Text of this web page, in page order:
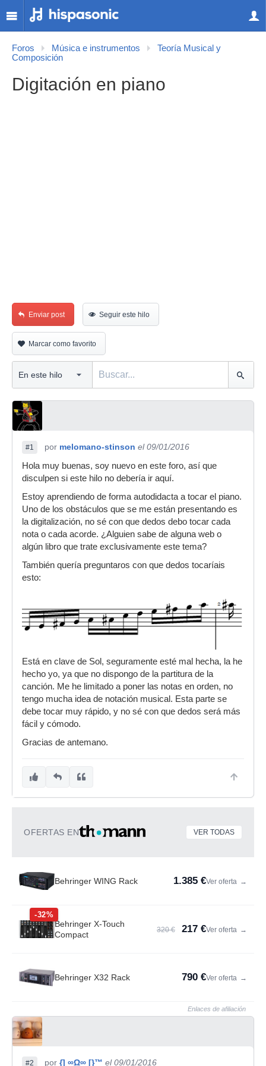
Foros Música e instrumentos
Teoría Musical y
Composición
Digitación en piano
Enviar post Seguir este hilo
Marcar como favorito
#1 por melomano-stinson el 09/01/2016
Hola muy buenas, soy nuevo en este foro, así que
disculpen si este hilo no debería ir aquí.
Estoy aprendiendo de forma autodidacta a tocar el piano.
Uno de los obstáculos que se me están presentando es
la digitalización, no sé con que dedos debo tocar cada
nota o cada acorde. ¿Alguien sabe de alguna web o
algún libro que trate exclusivamente este tema?
También quería preguntaros con que dedos tocaríais
esto:
Está en clave de Sol, seguramente esté mal hecha, la he
hecho yo, ya que no dispongo de la partitura de la
canción. Me he limitado a poner las notas en orden, no
tengo mucha idea de notación musical. Esta parte se
debe tocar muy rápido, y no sé con que dedos será más
fácil y cómodo.
Gracias de antemano.
OFERTAS EN VER TODAS
Behringer WING Rack 1.385 €Ver oferta →
-32%
Behringer X-Touch
Compact
320 € 217 €Ver oferta →
Behringer X32 Rack 790 €Ver oferta →
Enlaces de afiliación
#2 por {] ∞Ω∞ [}™ el 09/01/2016